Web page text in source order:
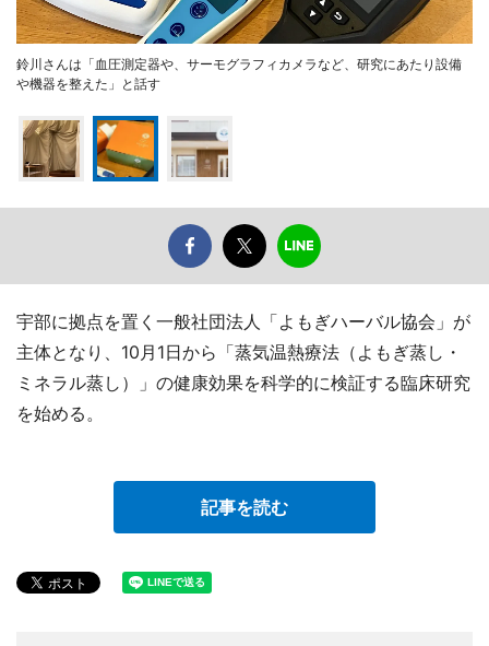
鈴川さんは「血圧測定器や、サーモグラフィカメラなど、研究にあたり設備
や機器を整えた」と話す
宇部に拠点を置く一般社団法人「よもぎハーバル協会」が
主体となり、10月1日から「蒸気温熱療法（よもぎ蒸し・
ミネラル蒸し）」の健康効果を科学的に検証する臨床研究
を始める。
記事を読む